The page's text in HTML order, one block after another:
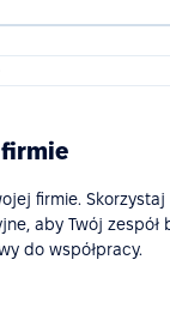
firmie.
aby Twój zespół
do współpracy.